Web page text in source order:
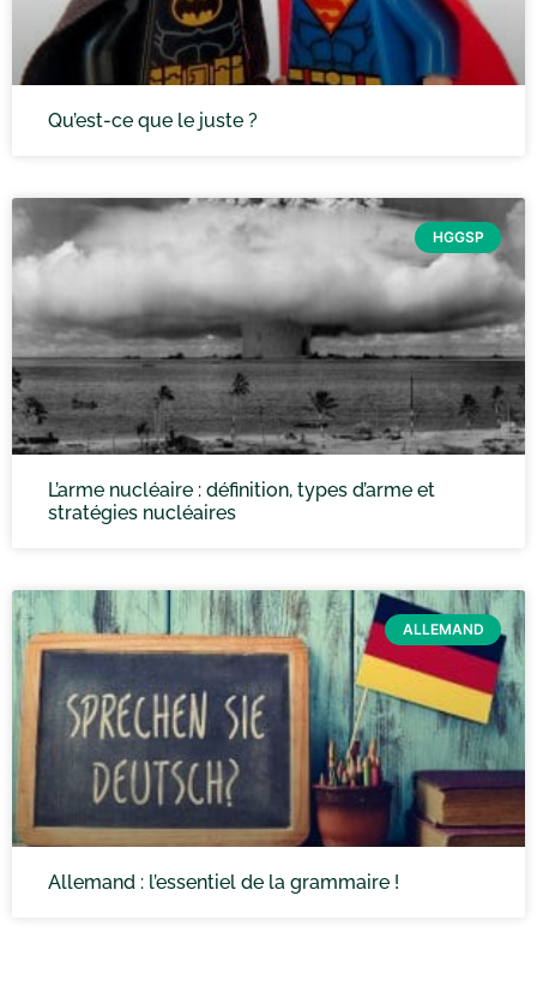
Qu’est-ce que le juste ?
HGGSP
L’arme nucléaire : définition, types d’arme et
stratégies nucléaires
ALLEMAND
Allemand : l’essentiel de la grammaire !